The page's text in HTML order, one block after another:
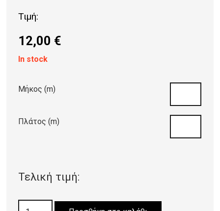
Τιμή:
12,00 €
In stock
Μήκος (m)
Πλάτος (m)
Τελική τιμή: